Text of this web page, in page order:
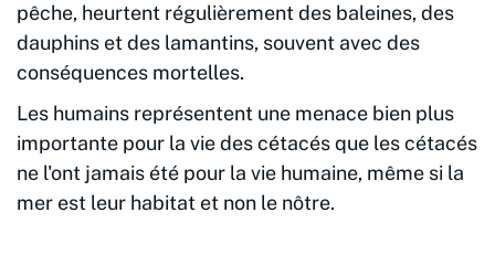
pêche, heurtent régulièrement des baleines, des
dauphins et des lamantins, souvent avec des
conséquences mortelles.
Les humains représentent une menace bien plus
importante pour la vie des cétacés que les cétacés
ne l'ont jamais été pour la vie humaine, même si la
mer est leur habitat et non le nôtre.